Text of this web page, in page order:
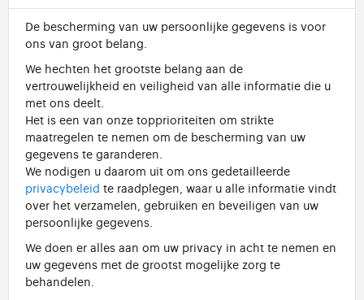
De bescherming van uw persoonlijke gegevens is voor
ons van groot belang.
We hechten het grootste belang aan de
vertrouwelijkheid en veiligheid van alle informatie die u
met ons deelt.
Het is een van onze topprioriteiten om strikte
maatregelen te nemen om de bescherming van uw
gegevens te garanderen.
We nodigen u daarom uit om ons gedetailleerde
privacybeleid te raadplegen, waar u alle informatie vindt
over het verzamelen, gebruiken en beveiligen van uw
persoonlijke gegevens.
We doen er alles aan om uw privacy in acht te nemen en
uw gegevens met de grootst mogelijke zorg te
behandelen.